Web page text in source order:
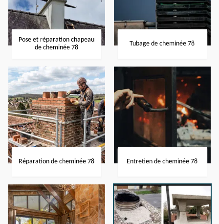
Pose et réparation chapeau
de cheminée 78
Tubage de cheminée 78
Réparation de cheminée 78 Entretien de cheminée 78